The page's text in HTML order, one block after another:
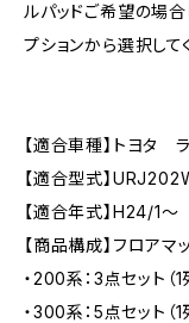
ルパッドご希望の場
プションから選択して
【適合車種】トヨタ
【適合型式】
【適合年式】H24/1〜
【商品構成】フロアマ
・200系：3点セット（
・300系：5点セット（